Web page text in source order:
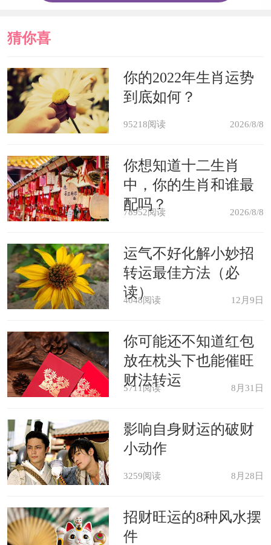
较别人的一些言论跟做法，只要对方不
是很过分的，她们都是睁一只眼闭一只
眼。但是如果对方就是奔着自己而来
的，属龙女也绝不是好欺负的，这时候
跟对方杠上的。
属鸡女：说话不带脏
属鸡女最厉害的一点就是，她们往
往都能够说话不带脏。她们就是能够怼
到你无可奈何，你明知道她们就是在骂
女是很有辩论技巧的那种人，因为她们
看的书多，是很有文化的一个人，所以
别人往往都说不赢她们的。
属狗女：善于诡辩
属狗女之所以如此善于辩论，是因
为她们自我保护意识太强了。因此每次
面对那些对自己不利的人，她们都会开
猜你喜
欢
你的2022年生肖运势
到底如何？
95218阅读 2026/8/8
你想知道十二生肖
中，你的生肖和谁最
配吗？
78952阅读 2026/8/8
运气不好化解小妙招
转运最佳方法（必
读）
4048阅读 12月9日
你可能还不知道红包
放在枕头下也能催旺
财法转运
5711阅读 8月31日
影响自身财运的破财
小动作
3259阅读 8月28日
招财旺运的8种风水摆
件